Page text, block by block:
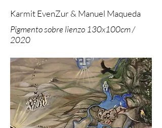
Karmit EvenZur & Manuel Maqueda
Pigmento sobre lienzo 130x100cm /
2020